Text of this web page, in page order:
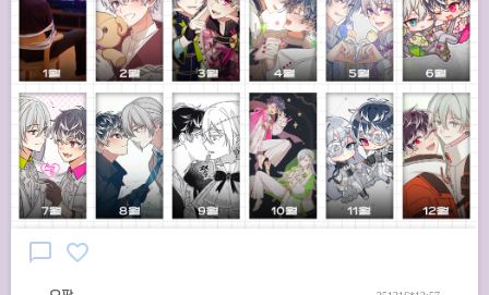
chat_bubble_outline favorite_border